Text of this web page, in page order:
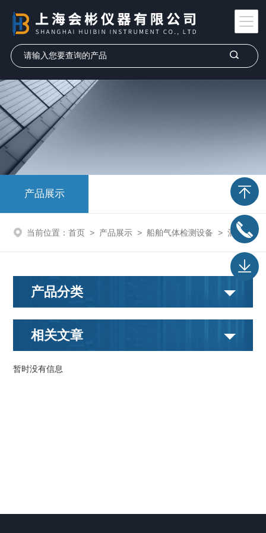
产品展示
当前位置： 首页 > 产品展示 > 船舶气体检测设备 > 酒精检测仪
产品分类
相关文章
暂时没有信息